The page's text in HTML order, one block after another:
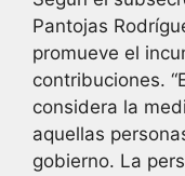
Pantojas
promueve el
contribuciones.
considera la
aquellas
gobierno. La